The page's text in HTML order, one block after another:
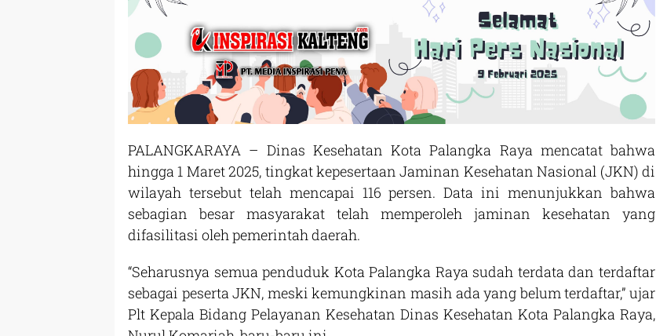
PALANGKARAYA – Dinas Kesehatan Kota Palangka Raya mencatat bahwa
hingga 1 Maret 2025, tingkat kepesertaan Jaminan Kesehatan Nasional (JKN) di
wilayah tersebut telah mencapai 116 persen. Data ini menunjukkan bahwa
sebagian besar masyarakat telah memperoleh jaminan kesehatan yang
difasilitasi oleh pemerintah daerah.
“Seharusnya semua penduduk Kota Palangka Raya sudah terdata dan terdaftar
sebagai peserta JKN, meski kemungkinan masih ada yang belum terdaftar,” ujar
Plt Kepala Bidang Pelayanan Kesehatan Dinas Kesehatan Kota Palangka Raya,